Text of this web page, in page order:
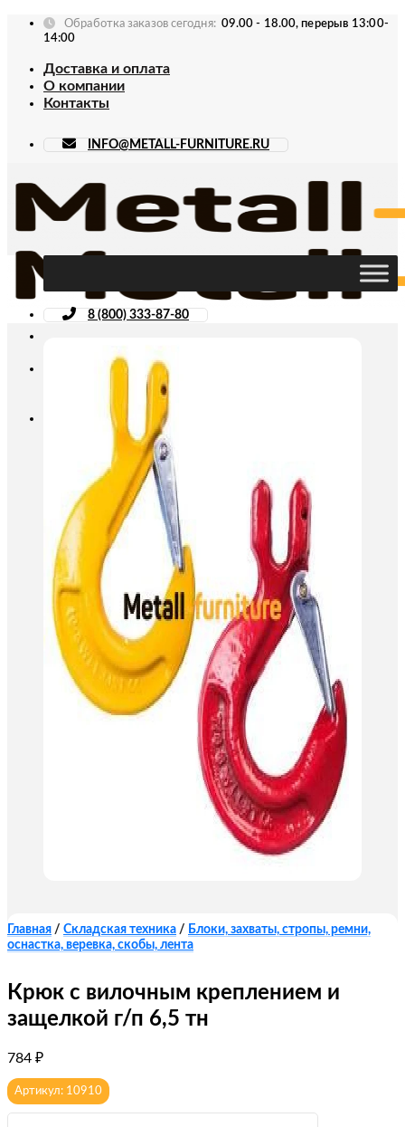
Skip
Обработка заказов сегодня: 09.00 - 18.00, перерыв 13:00-
14:00
Доставка и оплата
О компании
Контакты
INFO@METALL-FURNITURE.RU
8 (800) 333-87-80
Главная / Складская техника / Блоки, захваты, стропы, ремни,
оснастка, веревка, скобы, лента
Крюк с вилочным креплением и
защелкой г/п 6,5 тн
784 ₽
Артикул: 10910